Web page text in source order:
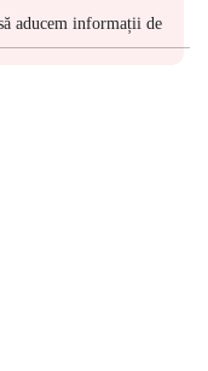
aducem informații de